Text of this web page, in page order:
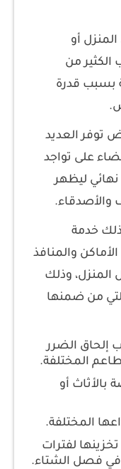
أو
من
بسبب قدرة
توفر العديد
على تواجد
ليظهر
خدمة
والمنافذ
المنزل، وذلك
من ضمنها
إلحاق الضرر
المختلفة.
أو
المختلفة.
لفترات
فصل الشتاء.